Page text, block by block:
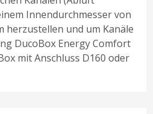
Innendurchmesser von
herzustellen und um Kanäle
DucoBox Energy Comfort
mit Anschluss D160 oder